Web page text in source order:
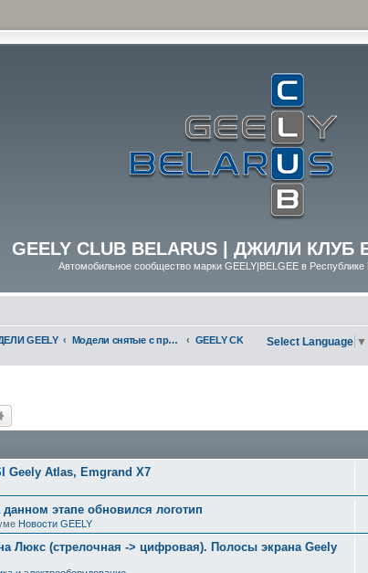
GEELY CLUB BELARUS | ДЖИЛИ
Автомобильное сообщество марки GEELY|BELGEE в Республике
GEELY Модели снятые с производства GEELY CK Select Language ▼
Geely Atlas, Emgrand X7
этапе обновился логотип
Новости GEELY
Люкс (стрелочная -> цифровая). Полосы экрана Geely